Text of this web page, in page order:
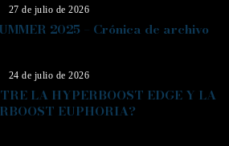
27 de julio de 2026
2025 – Crónica de archivo
09
24 de julio de 2026
LA HYPERBOOST EDGE Y LA
EUPHORIA?